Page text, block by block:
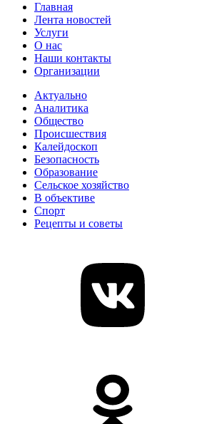
Главная
Лента новостей
Услуги
О нас
Наши контакты
Организации
Актуально
Аналитика
Общество
Происшествия
Калейдоскоп
Безопасность
Образование
Сельское хозяйство
В объективе
Спорт
Рецепты и советы